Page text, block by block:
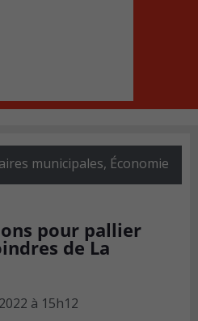
municipales, Économie
pour pallier
de La
à 15h12